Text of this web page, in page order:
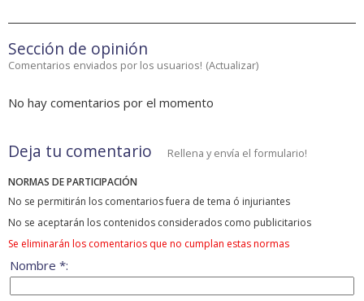
Sección de opinión
Comentarios enviados por los usuarios! (Actualizar)
No hay comentarios por el momento
Deja tu comentario Rellena y envía el formulario!
NORMAS DE PARTICIPACIÓN
No se permitirán los comentarios fuera de tema ó injuriantes
No se aceptarán los contenidos considerados como publicitarios
Se eliminarán los comentarios que no cumplan estas normas
Nombre *: